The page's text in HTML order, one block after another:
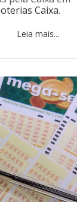
Caixa.
Leia mais...